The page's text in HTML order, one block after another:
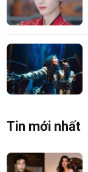
Tin mới nhất